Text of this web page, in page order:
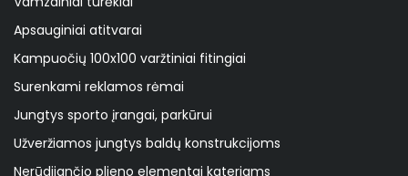
Apsauginiai atitvarai
Kampuočių 100x100 varžtiniai fitingiai
Surenkami reklamos rėmai
Jungtys sporto įrangai, parkūrui
Užveržiamos jungtys baldų konstrukcijoms
Nerūdijančio plieno elementai kateriams